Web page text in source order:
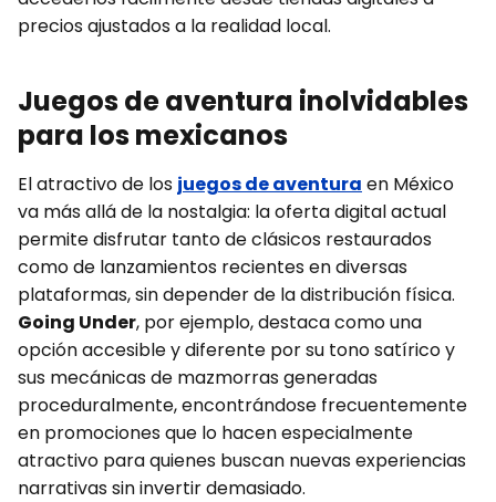
precios ajustados a la realidad local.
Juegos de aventura inolvidables
para los mexicanos
El atractivo de los juegos de aventura en México
va más allá de la nostalgia: la oferta digital actual
permite disfrutar tanto de clásicos restaurados
como de lanzamientos recientes en diversas
plataformas, sin depender de la distribución física.
Going Under, por ejemplo, destaca como una
opción accesible y diferente por su tono satírico y
sus mecánicas de mazmorras generadas
proceduralmente, encontrándose frecuentemente
en promociones que lo hacen especialmente
atractivo para quienes buscan nuevas experiencias
narrativas sin invertir demasiado.